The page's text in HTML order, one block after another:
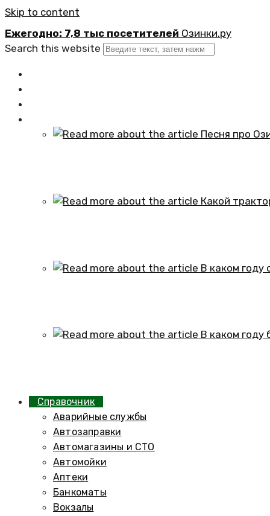
Skip to content
Ежегодно: 7,8 тыс посетителей Озинки.ру
Search this website
Справочник
Аварийные службы
Автозаправки
Автомагазины и СТО
Автомойки
Аптеки
Банкоматы
Вокзалы